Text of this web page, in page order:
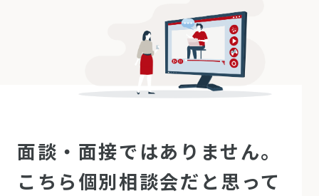
面談・面接ではありません。
こちら個別相談会だと思って